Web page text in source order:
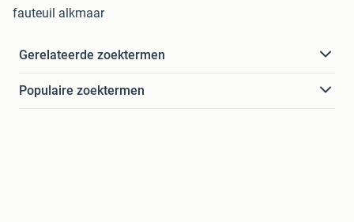
fauteuil alkmaar
Gerelateerde zoektermen
Populaire zoektermen